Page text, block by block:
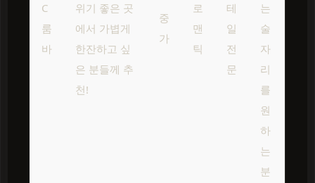
C
룸
바
위기 좋은 곳
에서 가볍게
한잔하고 싶
은 분들께 추
천!
중
가
로
맨
틱
테
일
전
문
는
술
자
리
를
원
하
는
분